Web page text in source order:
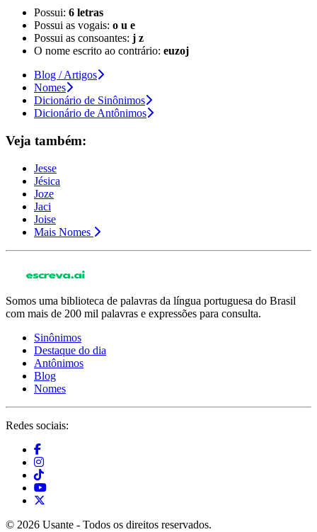
Possui: 6 letras
Possui as vogais: o u e
Possui as consoantes: j z
O nome escrito ao contrário: euzoj
Blog / Artigos
Nomes
Dicionário de Sinônimos
Dicionário de Antônimos
Veja também:
Jesse
Jésica
Joze
Jaci
Joise
Mais Nomes
Somos uma biblioteca de palavras da língua portuguesa do Brasil
com mais de 200 mil palavras e expressões para consulta.
Sinônimos
Destaque do dia
Antônimos
Blog
Nomes
Redes sociais:
© 2026 Usante - Todos os direitos reservados.